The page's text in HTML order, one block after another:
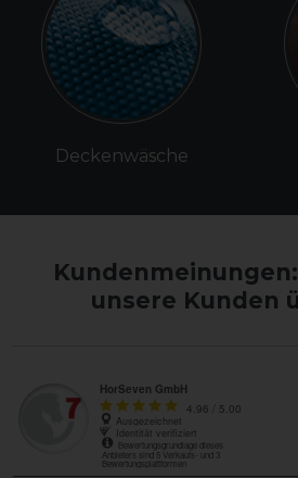
Deckenwäsche
unsere Kunden